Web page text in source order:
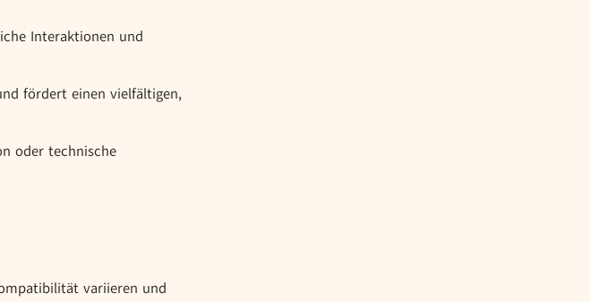
Interaktionen und
fördert einen vielfältigen,
oder technische
variieren und